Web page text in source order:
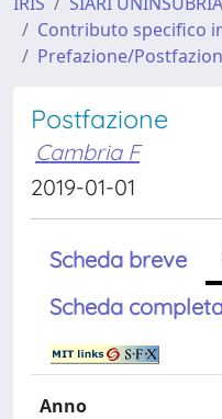
Contributo specifico
Prefazione/
Postfazione
Cambria F
2019-01-01
Scheda breve
Scheda
Anno